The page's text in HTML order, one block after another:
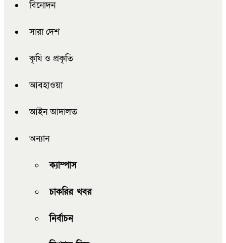
বিনোদন
সারা দেশ
কৃষি ও প্রকৃতি
আবহাওয়া
আইন আদালত
অন্যান
ক্যাম্পাস
চাকরির খবর
নির্বাচন